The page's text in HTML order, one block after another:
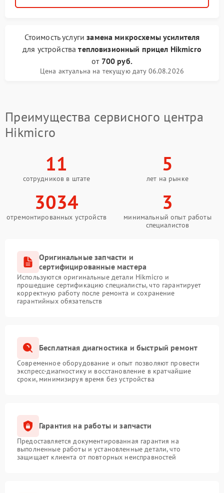
Стоимость услугизамена микросхемы усилителя
для устройстватепловизионный прицел Hikmicro
от 700 руб.
Цена актуальна на текущую дату 06.08.2026
Преимущества сервисного центра
Hikmicro
11
сотрудников в штате
5
лет на рынке
3034
отремонтированных устройств
3
минимальный опыт работы
специалистов
Оригинальные запчасти и
сертифицированные мастера
Используются оригинальные детали Hikmicro и
прошедшие сертификацию специалисты, что гарантирует
корректную работу после ремонта и сохранение
гарантийных обязательств
Бесплатная диагностика и быстрый ремонт
Современное оборудование и опыт позволяют провести
экспресс-диагностику и восстановление в кратчайшие
сроки, минимизируя время без устройства
Гарантия на работы и запчасти
Предоставляется документированная гарантия на
выполненные работы и установленные детали, что
защищает клиента от повторных неисправностей